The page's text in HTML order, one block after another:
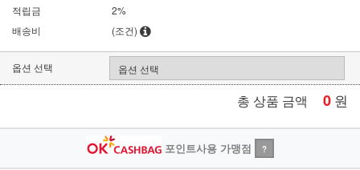
적립금
2%
배송비
(조건)
옵션 선택
총 상품 금액 0 원
포인트사용 가맹점 ?